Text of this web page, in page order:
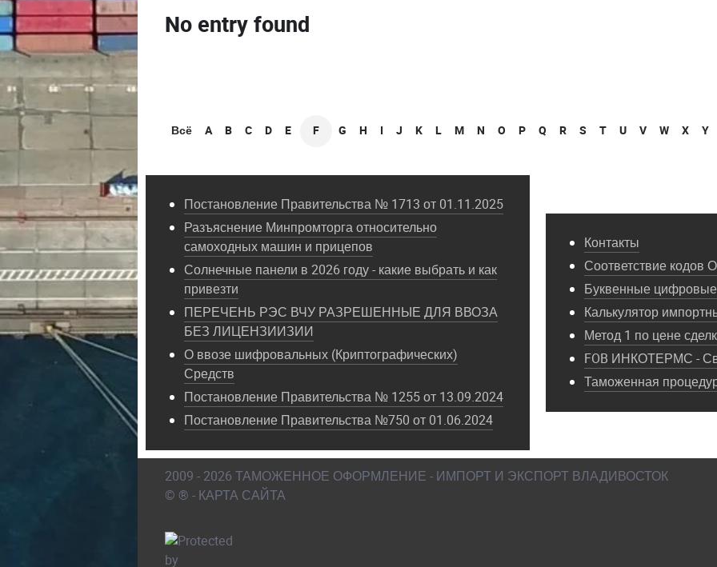
No entry found
Всё A B C D E F G H I J K L M N O P Q R S T U V W X Y
Постановление Правительства № 1713 от 01.11.2025
Разъяснение Минпромторга относительно
самоходных машин и прицепов
Солнечные панели в 2026 году - какие выбрать и как
привезти
ПЕРЕЧЕНЬ РЭС ВЧУ РАЗРЕШЕННЫЕ ДЛЯ ВВОЗА
БЕЗ ЛИЦЕНЗИИЗИИ
О ввозе шифровальных (Криптографических)
Средств
Постановление Правительства № 1255 от 13.09.2024
Постановление Правительства №750 от 01.06.2024
Контакты
Соответствие
Буквенные
Калькулятор
Метод 1 по цене
FOB ИНКОТЕРМС -
Таможенная
2009 - 2026 ТАМОЖЕННОЕ ОФОРМЛЕНИЕ - ИМПОРТ И ЭКСПОРТ ВЛАДИВОСТОК
© ® - КАРТА САЙТА